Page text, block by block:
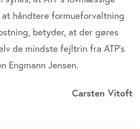
håndtere formueforvaltning
betyder, at der gøres
de mindste fejltrin fra ATP’s
Engmann Jensen.
Carsten Vitoft